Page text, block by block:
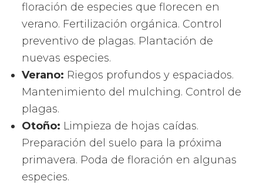
floración de especies que florecen en
verano. Fertilización orgánica. Control
preventivo de plagas. Plantación de
nuevas especies.
Verano: Riegos profundos y espaciados.
Mantenimiento del mulching. Control de
plagas.
Otoño: Limpieza de hojas caídas.
Preparación del suelo para la próxima
primavera. Poda de floración en algunas
especies.